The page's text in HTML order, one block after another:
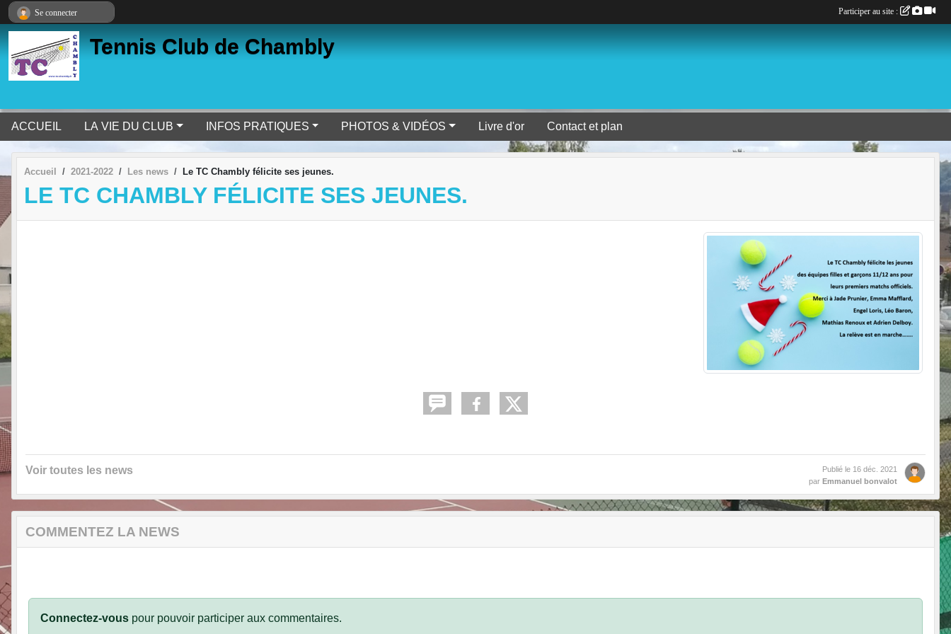
Tennis Club de Chambly
ACCUEIL LA VIE DU CLUB INFOS PRATIQUES PHOTOS & VIDÉOS Livre d'or Contact et plan
Accueil 2021-2022 Les news Le TC Chambly félicite ses jeunes.
LE TC CHAMBLY FÉLICITE SES JEUNES.
Voir toutes les news Publié le 16 déc. 2021
par Emmanuel bonvalot
COMMENTEZ LA NEWS
Connectez-vous pour pouvoir participer aux commentaires.
Se connecter Participer au site :
Panneau de gestion des cookies